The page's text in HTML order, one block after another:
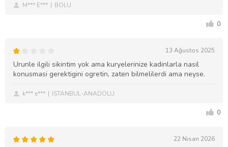
M*** E*** BOLU
0
13 Ağustos 2025
Urunle ilgili sikintim yok ama kuryelerinize kadinlarla nasil
konusmasi gerektigini ogretin, zaten bilmelilerdi ama neyse.
k*** e*** İSTANBUL-ANADOLU
0
22 Nisan 2026